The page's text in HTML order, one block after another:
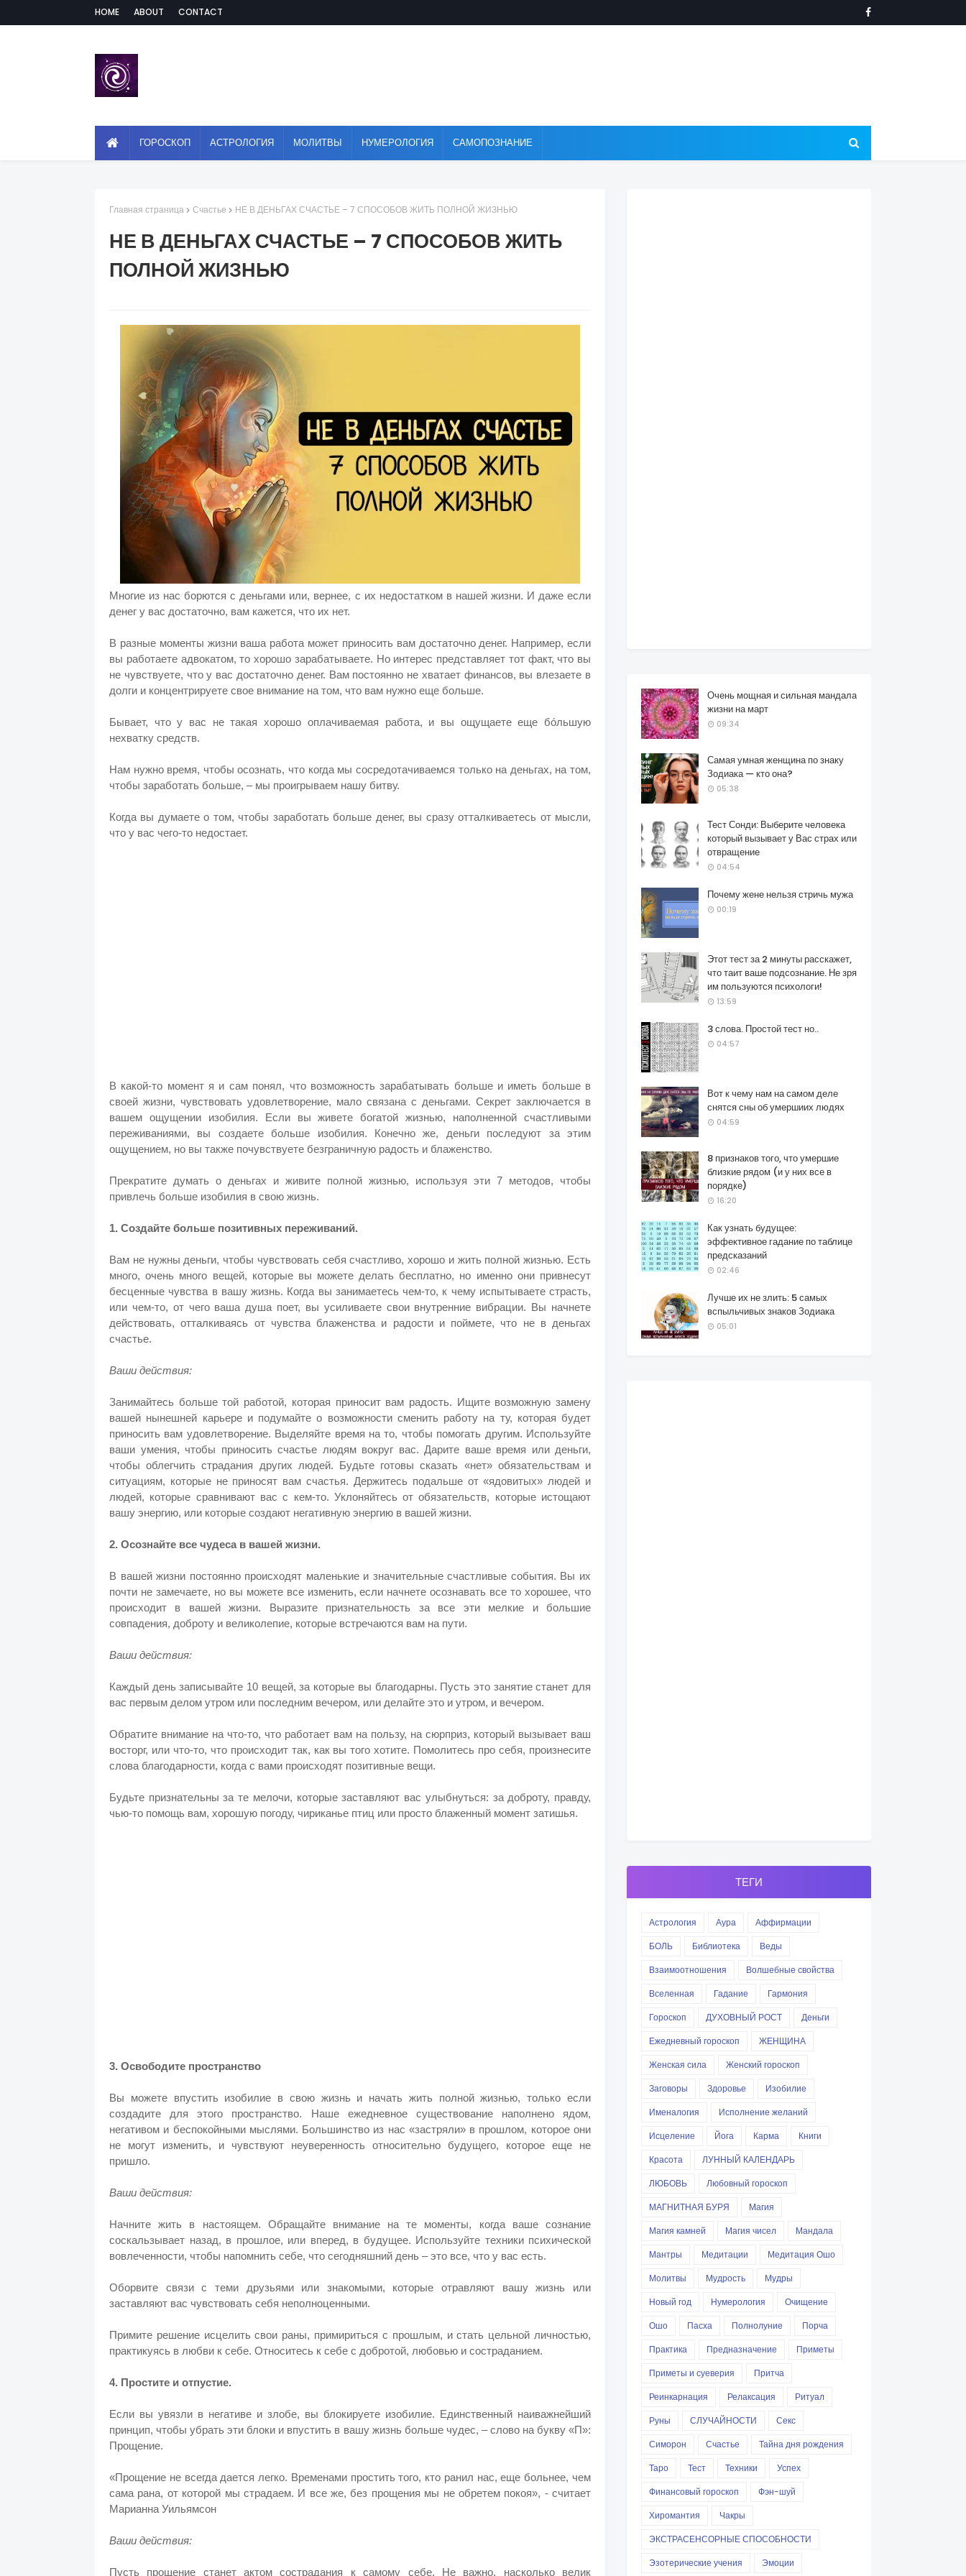
HOME ABOUT CONTACT
ГОРОСКОП АСТРОЛОГИЯ МОЛИТВЫ НУМЕРОЛОГИЯ САМОПОЗНАНИЕ
Главная страница Счастье НЕ В ДЕНЬГАХ СЧАСТЬЕ – 7 СПОСОБОВ ЖИТЬ ПОЛНОЙ ЖИЗНЬЮ
НЕ В ДЕНЬГАХ СЧАСТЬЕ – 7 СПОСОБОВ ЖИТЬ
ПОЛНОЙ ЖИЗНЬЮ
Многие из нас борются с деньгами или, вернее, с их недостатком в нашей жизни. И даже если
денег у вас достаточно, вам кажется, что их нет.
В разные моменты жизни ваша работа может приносить вам достаточно денег. Например, если
вы работаете адвокатом, то хорошо зарабатываете. Но интерес представляет тот факт, что вы
не чувствуете, что у вас достаточно денег. Вам постоянно не хватает финансов, вы влезаете в
долги и концентрируете свое внимание на том, что вам нужно еще больше.
Бывает, что у вас не такая хорошо оплачиваемая работа, и вы ощущаете еще бóльшую
нехватку средств.
Нам нужно время, чтобы осознать, что когда мы сосредотачиваемся только на деньгах, на том,
чтобы заработать больше, ‒ мы проигрываем нашу битву.
Когда вы думаете о том, чтобы заработать больше денег, вы сразу отталкиваетесь от мысли,
что у вас чего-то недостает.
В какой-то момент я и сам понял, что возможность зарабатывать больше и иметь больше в
своей жизни, чувствовать удовлетворение, мало связана с деньгами. Секрет заключается в
вашем ощущении изобилия. Если вы живете богатой жизнью, наполненной счастливыми
переживаниями, вы создаете больше изобилия. Конечно же, деньги последуют за этим
ощущением, но вы также почувствуете безграничную радость и блаженство.
Прекратите думать о деньгах и живите полной жизнью, используя эти 7 методов, чтобы
привлечь больше изобилия в свою жизнь.
1. Создайте больше позитивных переживаний.
Вам не нужны деньги, чтобы чувствовать себя счастливо, хорошо и жить полной жизнью. Есть
много, очень много вещей, которые вы можете делать бесплатно, но именно они привнесут
бесценные чувства в вашу жизнь. Когда вы занимаетесь чем-то, к чему испытываете страсть,
или чем-то, от чего ваша душа поет, вы усиливаете свои внутренние вибрации. Вы начнете
действовать, отталкиваясь от чувства блаженства и радости и поймете, что не в деньгах
счастье.
Ваши действия:
Занимайтесь больше той работой, которая приносит вам радость. Ищите возможную замену
вашей нынешней карьере и подумайте о возможности сменить работу на ту, которая будет
приносить вам удовлетворение. Выделяйте время на то, чтобы помогать другим. Используйте
ваши умения, чтобы приносить счастье людям вокруг вас. Дарите ваше время или деньги,
чтобы облегчить страдания других людей. Будьте готовы сказать «нет» обязательствам и
ситуациям, которые не приносят вам счастья. Держитесь подальше от «ядовитых» людей и
людей, которые сравнивают вас с кем-то. Уклоняйтесь от обязательств, которые истощают
вашу энергию, или которые создают негативную энергию в вашей жизни.
2. Осознайте все чудеса в вашей жизни.
В вашей жизни постоянно происходят маленькие и значительные счастливые события. Вы их
почти не замечаете, но вы можете все изменить, если начнете осознавать все то хорошее, что
происходит в вашей жизни. Выразите признательность за все эти мелкие и большие
совпадения, доброту и великолепие, которые встречаются вам на пути.
Ваши действия:
Каждый день записывайте 10 вещей, за которые вы благодарны. Пусть это занятие станет для
вас первым делом утром или последним вечером, или делайте это и утром, и вечером.
Обратите внимание на что-то, что работает вам на пользу, на сюрприз, который вызывает ваш
восторг, или что-то, что происходит так, как вы того хотите. Помолитесь про себя, произнесите
слова благодарности, когда с вами происходят позитивные вещи.
Будьте признательны за те мелочи, которые заставляют вас улыбнуться: за доброту, правду,
чью-то помощь вам, хорошую погоду, чириканье птиц или просто блаженный момент затишья.
3. Освободите пространство
Вы можете впустить изобилие в свою жизнь и начать жить полной жизнью, только если
создадите для этого пространство. Наше ежедневное существование наполнено ядом,
негативом и беспокойными мыслями. Большинство из нас «застряли» в прошлом, которое они
не могут изменить, и чувствуют неуверенность относительно будущего, которое еще не
пришло.
Ваши действия:
Начните жить в настоящем. Обращайте внимание на те моменты, когда ваше сознание
соскальзывает назад, в прошлое, или вперед, в будущее. Используйте техники психической
вовлеченности, чтобы напомнить себе, что сегодняшний день – это все, что у вас есть.
Оборвите связи с теми друзьями или знакомыми, которые отравляют вашу жизнь или
заставляют вас чувствовать себя неполноценными.
Примите решение исцелить свои раны, примириться с прошлым, и стать цельной личностью,
практикуясь в любви к себе. Относитесь к себе с добротой, любовью и состраданием.
4. Простите и отпустие.
Если вы увязли в негативе и злобе, вы блокируете изобилие. Единственный наиважнейший
принцип, чтобы убрать эти блоки и впустить в вашу жизнь больше чудес, – слово на букву «П»:
Прощение.
«Прощение не всегда дается легко. Временами простить того, кто ранил нас, еще больнее, чем
сама рана, от которой мы страдаем. И все же, без прощения мы не обретем покоя», - считает
Марианна Уильямсон
Ваши действия:
Пусть прощение станет актом сострадания к самому себе. Не важно, насколько велик
Очень мощная и сильная мандала
жизни на март
09:34
Самая умная женщина по знаку
Зодиака — кто она?
05:38
Тест Сонди: Выберите человека
который вызывает у Вас страх или
отвращение
04:54
Почему жене нельзя стричь мужа
00:19
Этот тест за 2 минуты расскажет,
что таит ваше подсознание. Не зря
им пользуются психологи!
13:59
3 слова. Простой тест но..
04:57
Вот к чему нам на самом деле
снятся сны об умершиих людях
04:59
8 признаков того, что умершие
близкие рядом (и у них все в
порядке)
16:20
Как узнать будущее:
эффективное гадание по таблице
предсказаний
02:46
Лучше их не злить: 5 самых
вспыльчивых знаков Зодиака
05:01
ТЕГИ
Астрология Аура
Аффирмации
БОЛЬ
Библиотека
Веды
Взаимоотношения
Волшебные свойства
Вселенная
Гадание
Гармония
Гороскоп
ДУХОВНЫЙ РОСТ
Деньги
Ежедневный гороскоп
ЖЕНЩИНА
Женская сила
Женский гороскоп
Заговоры
Здоровье
Изобилие
Именалогия
Исполнение желаний
Исцеление
Йога Карма
Книги
Красота
ЛУННЫЙ КАЛЕНДАРЬ
ЛЮБОВЬ
Любовный гороскоп
МАГНИТНАЯ БУРЯ
Магия
Магия камней
Магия чисел
Мандала
Мантры
Медитации
Медитация Ошо
Молитвы
Мудрость
Мудры
Новый год
Нумерология
Очищение
Ошо
Пасха Полнолуние
Порча
Практика
Предназначение
Приметы
Приметы и суеверия
Притча
Реинкарнация
Релаксация
Ритуал
Руны
СЛУЧАЙНОСТИ
Секс
Симорон
Счастье
Тайна дня рождения
Таро
Тест Техники
Успех
Финансовый гороскоп
Фэн-шуй
Хиромантия
Чакры
ЭКСТРАСЕНСОРНЫЕ СПОСОБНОСТИ
Эзотерические учения
Эмоции